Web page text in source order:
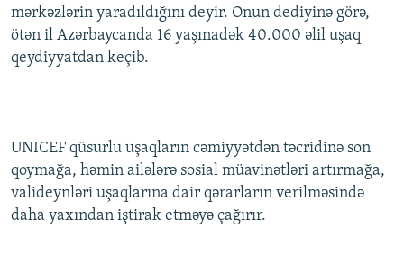
mərkəzlərin yaradıldığını deyir. Onun dediyinə görə,
ötən il Azərbaycanda 16 yaşınadək 40.000 əlil uşaq
qeydiyyatdan keçib.
UNICEF qüsurlu uşaqların cəmiyyətdən təcridinə son
qoymağa, həmin ailələrə sosial müavinətləri artırmağa,
valideynləri uşaqlarına dair qərarların verilməsində
daha yaxından iştirak etməyə çağırır.